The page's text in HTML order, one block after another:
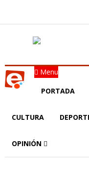
Menu
PORTADA
CULTURA
OPINIÓN